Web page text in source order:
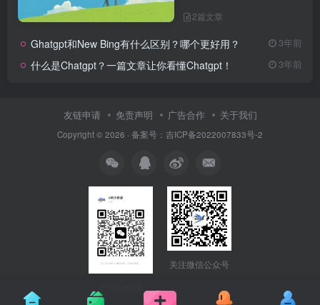
2篇文章
Ghatgpt和New Bing有什么区别？哪个更好用？ 3年前
什么是Chatgpt？一篇文章让你看懂Chatgpt！ 3年前
友链申请 免责声明 广告合作 关于我们
Copyright © 2026 · 备案号：吉ICP备2022007833号-2
关注微信公众号